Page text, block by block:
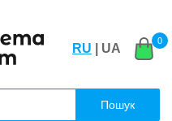
RU | UA
0
Пошук